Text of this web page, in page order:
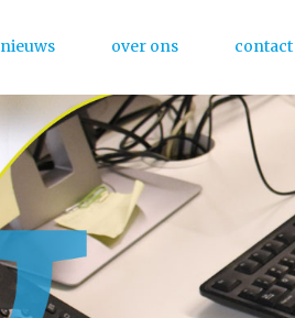
nieuws over ons contact